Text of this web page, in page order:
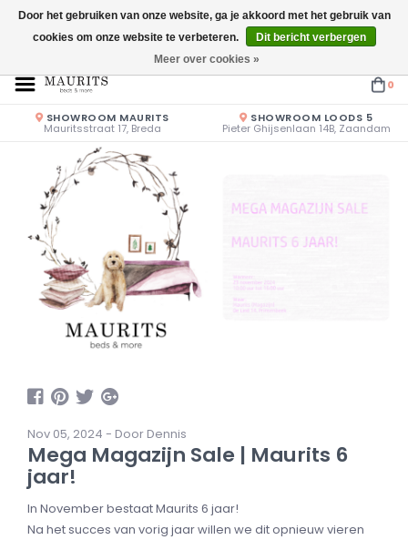
Openingstijden: Vrijdag & Zaterdag 10.00u - 17.00u of op afspraak!
0
SHOWROOM MAURITS
Mauritsstraat 17, Breda
SHOWROOM LOODS 5
Pieter Ghijsenlaan 14B, Zaandam
Nov 05, 2024 - Door Dennis
Mega Magazijn Sale | Maurits 6
jaar!
In November bestaat Maurits 6 jaar!
Na het succes van vorig jaar willen we dit opnieuw vieren
Door het gebruiken van onze website, ga je akkoord met het gebruik van
cookies om onze website te verbeteren.
Dit bericht verbergen
Meer over cookies »